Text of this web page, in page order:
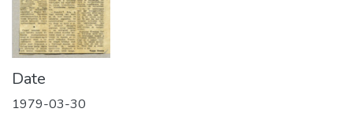
Date
1979-03-30